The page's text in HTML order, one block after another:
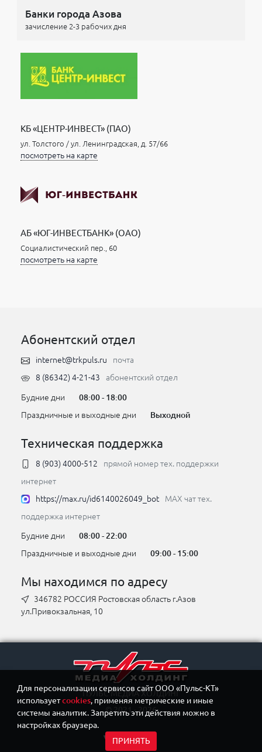
Банки города Азова
зачисление 2-3 рабочих дня
КБ «ЦЕНТР-ИНВЕСТ» (ПАО)
ул. Толстого / ул. Ленинградская, д. 57/66
посмотреть на карте
АБ «ЮГ-ИНВЕСТБАНК» (ОАО)
Социалистический пер., 60
посмотреть на карте
Для персонализации сервисов сайт ООО «Пульс-КТ»
используетcookies, применяя метрические и иные
системы аналитик. Запретить эти действия можно в
настройках браузера.
ПРИНЯТЬ
Абонентский отдел
internet@trkpuls.ru
почта
8 (86342) 4-21-43
абонентский отдел
Будние дни
08:00 - 18:00
Праздничные и выходные дни
Выходной
Техническая поддержка
8 (903) 4000-512
прямой номер тех. поддержки
интернет
https://max.ru/id6140026049_bot
MAX чат тех.
поддержка интернет
Будние дни
08:00 - 22:00
Праздничные и выходные дни
09:00 - 15:00
Мы находимся по адресу
346782 РОССИЯ Ростовская область г.Азов
ул.Привокзальная, 10
ПУЛЬС МЕДИА ХОЛДИНГ
© 2021 - 2026